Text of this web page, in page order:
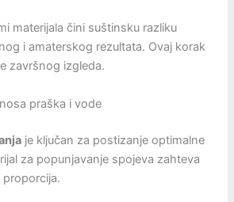
materijala čini suštinsku razliku
i amaterskog rezultata. Ovaj korak
završnog izgleda.
praška i vode
je ključan za postizanje optimalne
za popunjavanje spojeva zahteva